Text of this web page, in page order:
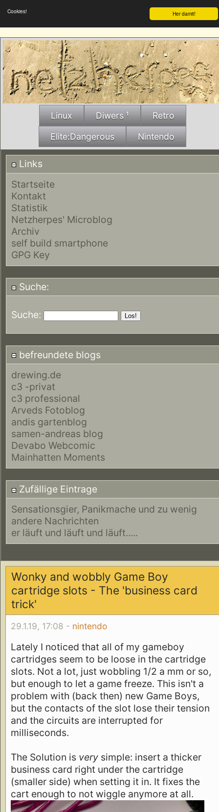
Her damit!
Cookies!
Linux Diwers ¹ Retro
Elite:Dangerous Nintendo
Links
Startseite
Kontakt
Statistik
Netzherpes' Microblog
Archiv
self build smartphone
GPG Key
Suche:
Suche:
befreundete blogs
drewing.de
c3 -privat
c3 professional
Arveds Fotoblog
andis gartenblog
samen-andreas blog
Devabo Webcomic
Mainhatten Moments
Zufällige Eintrage
Sensationsgier, Panikmache und zu wenig
andere Nachrichten
er läuft und läuft und läuft.....
Wonky and wobbly Game Boy
cartridge slots - The 'business card
trick'
29.1.19, 17:08 - nintendo
Lately I noticed that all of my gameboy
cartridges seem to be loose in the cartridge
slots. Not a lot, just wobbling 1/2 a mm or so,
but enough to let a game freeze. This isn't a
problem with (back then) new Game Boys,
but the contacts of the slot lose their tension
and the circuits are interrupted for
milliseconds.
The Solution is very simple: insert a thicker
business card right under the cartridge
(smaller side) when setting it in. It fixes the
cart enough to not wiggle anymore at all.